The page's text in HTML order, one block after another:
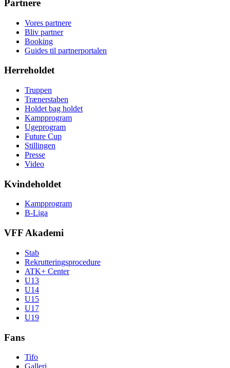
Partnere
Vores partnere
Bliv partner
Booking
Guides til partnerportalen
Herreholdet
Truppen
Trænerstaben
Holdet bag holdet
Kampprogram
Ugeprogram
Future Cup
Stillingen
Presse
Video
Kvindeholdet
Kampprogram
B-Liga
VFF Akademi
Stab
Rekrutteringsprocedure
ATK+ Center
U13
U14
U15
U17
U19
Fans
Tifo